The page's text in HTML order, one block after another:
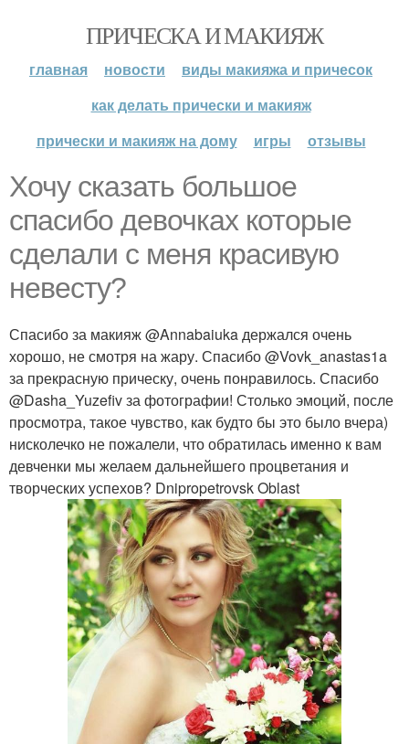
ПРИЧЕСКА И МАКИЯЖ
главная новости
виды макияжа и причесок
как делать прически и макияж
прически и макияж на дому
игры отзывы
Хочу сказать большое
спасибо девочках которые
сделали с меня красивую
невесту?
Спасибо за макияж @Annabaiuka держался очень
хорошо, не смотря на жару. Спасибо @Vovk_anastas1a
за прекрасную прическу, очень понравилось. Спасибо
@Dasha_Yuzefiv за фотографии! Столько эмоций, после
просмотра, такое чувство, как будто бы это было вчера)
нисколечко не пожалели, что обратилась именно к вам
девченки мы желаем дальнейшего процветания и
творческих успехов? Dnipropetrovsk Oblast